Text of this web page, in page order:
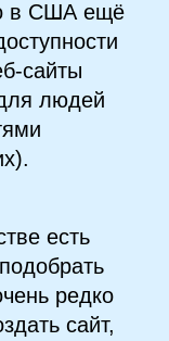
в США ещё
людей
есть
редко
сайт,